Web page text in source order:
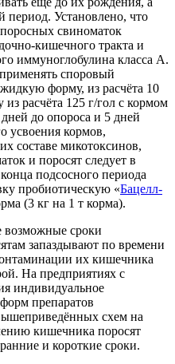
период. Установлено, что
свиноматок
кишечного тракта и
иммуноглобулина класса А.
споровый
форму, из расчёта 10
расчёта 125 г/гол с кормом
до опороса и 5 дней
усвоения кормов,
составе микотоксинов,
и поросят следует в
подсосного периода
пробиотическую «Бацелл-
(3 кг на 1 т корма).
сроки
запаздывают по времени
их кишечника
На предприятиях с
индивидуальное
препаратов
схем на
кишечника поросят
и короткие сроки.